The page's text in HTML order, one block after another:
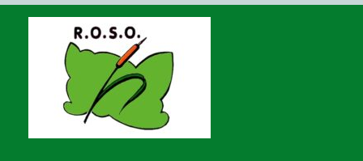
L’eau
Aux
PFAS.
La
Vallée
De
L’Esches
Devrait-
Elle
S’appeler
Vallée
Des
PFAS
?